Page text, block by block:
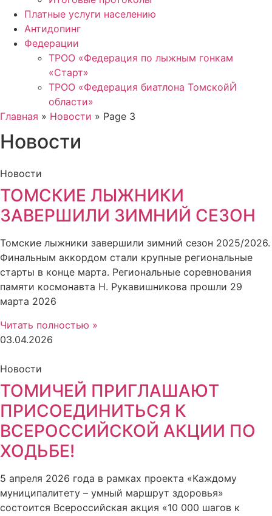
Платные услуги населению
Антидопинг
Федерации
ТРОО «Федерация по лыжным гонкам
«Старт»
ТРОО «Федерация биатлона ТомскойЙ
области»
Главная » Новости » Page 3
Новости
Новости
ТОМСКИЕ ЛЫЖНИКИ
ЗАВЕРШИЛИ ЗИМНИЙ СЕЗОН
Томские лыжники завершили зимний сезон 2025/2026.
Финальным аккордом стали крупные региональные
старты в конце марта. Региональные соревнования
памяти космонавта Н. Рукавишникова прошли 29
марта 2026
Читать полностью »
03.04.2026
Новости
ТОМИЧЕЙ ПРИГЛАШАЮТ
ПРИСОЕДИНИТЬСЯ К
ВСЕРОССИЙСКОЙ АКЦИИ ПО
ХОДЬБЕ!
5 апреля 2026 года в рамках проекта «Каждому
муниципалитету – умный маршрут здоровья»
состоится Всероссийская акция «10 000 шагов к